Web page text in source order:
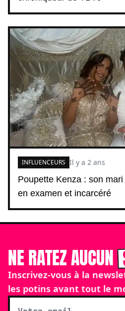
Poupette Kenza : son
en examen et incarcéré
INFLUENCEURS Il y a 2 ans
NE RATEZ AUCUN
Inscrivez-vous à la
les potins avant tout le